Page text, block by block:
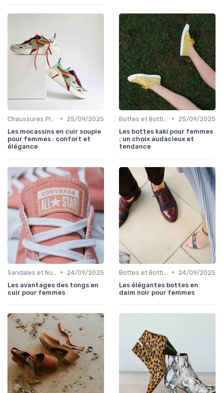
•
25/09/2025
Les mocassins en cuir souple
pour femmes : confort et
élégance
•
25/09/2025
Les bottes kaki pour femmes
: un choix audacieux et
tendance
•
24/09/2025
Les avantages des tongs en
cuir pour femmes
•
24/09/2025
Les élégantes bottes en
daim noir pour femmes